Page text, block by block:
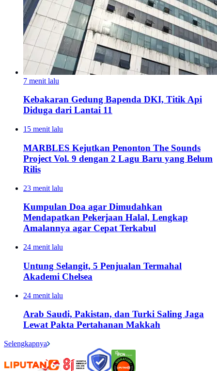
7 menit lalu
Kebakaran Gedung Bapenda DKI, Titik Api
Diduga dari Lantai 11
15 menit lalu
MARBLES Kejutkan Penonton The Sounds
Project Vol. 9 dengan 2 Lagu Baru yang Belum
Rilis
23 menit lalu
Kumpulan Doa agar Dimudahkan
Mendapatkan Pekerjaan Halal, Lengkap
Amalannya agar Cepat Terkabul
24 menit lalu
Untung Selangit, 5 Penjualan Termahal
Akademi Chelsea
24 menit lalu
Arab Saudi, Pakistan, dan Turki Saling Jaga
Lewat Pakta Pertahanan Makkah
Selengkapnya